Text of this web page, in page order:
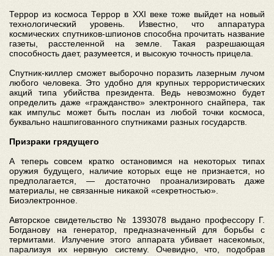
Террор из космоса Террор в XXI веке тоже выйдет на новый
технологический уровень. Известно, что аппаратура
космических спутников-шпионов способна прочитать название
газеты, расстеленной на земле. Такая разрешающая
способность дает, разумеется, и высокую точность прицела.
Спутник-киллер сможет выборочно поразить лазерным лучом
любого человека. Это удобно для крупных террористических
акций типа убийства президента. Ведь невозможно будет
определить даже «гражданство» электронного снайпера, так
как импульс может быть послан из любой точки космоса,
буквально нашпигованного спутниками разных государств.
Призраки грядущего
А теперь совсем кратко остановимся на некоторых типах
оружия будущего, наличие которых еще не признается, но
предполагается, — достаточно проанализировать даже
материалы, не связанные никакой «секретностью».
Биоэлектронное.
Авторское свидетельство № 1393078 выдано профессору Г.
Богданову на генератор, предназначенный для борьбы с
термитами. Излучение этого аппарата убивает насекомых,
парализуя их нервную систему. Очевидно, что, подобрав